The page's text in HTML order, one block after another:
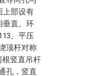
上部设有
垂直。环
。平压
顶杆对称
根竖直吊杆
孔，竖直